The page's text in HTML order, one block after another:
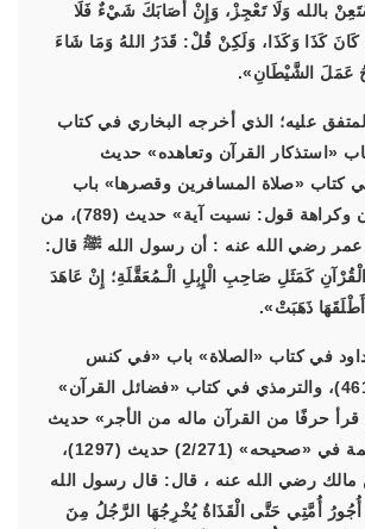
بالله وَلَا تَعْجِزْ، وَإِنْ أَصَابَكَ شَيْءٌ فَلَا
كَذَا وَكَذَا، وَلَكِنْ قُلْ: قَدَرُ اللهُ وَمَا شَاءَ
عَمَلَ الشَّيْطَانِ».
عليه؛ الذي أخرجه البخاري في كتاب
«استذكار القرآن وتعاهده» حديث
في كتاب «صلاة المسافرين وقصرها» باب
«الأمر بتعهد القرآن وكراهة قول: نسيت آية» حديث (789)، من
عمر رضي الله عنه : أن رسول الله ﷺ قال:
كَمَثَلِ صَاحِبِ الْإِبِلِ الْـمُعَقَّلَةِ؛ إِنْ عَاهَدَ
ذَهَبَتْ».
داود في كتاب «الصلاة» باب «في كنس
المسجد» حديث (461)، والترمذي في كتاب «فضائل القرآن»
حرفًا من القرآن ماله من الأجر» حديث
(2916)، وابن خزيمة في «صحيحه» (2/271) حديث (1297)،
رضي الله عنه ، قال: قال رسول الله
أُمَّتِي حَتَّى الْقَذَاةُ يُخْرِجُهَا الرَّجُلُ مِنَ